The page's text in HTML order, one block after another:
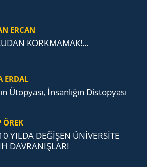
ERCAN
KORKMAMAK!...
ERDAL
Ütopyası, İnsanlığın Distopyası
ÖREK
YILDA DEĞİŞEN ÜNİVERSİTE
DAVRANIŞLARI